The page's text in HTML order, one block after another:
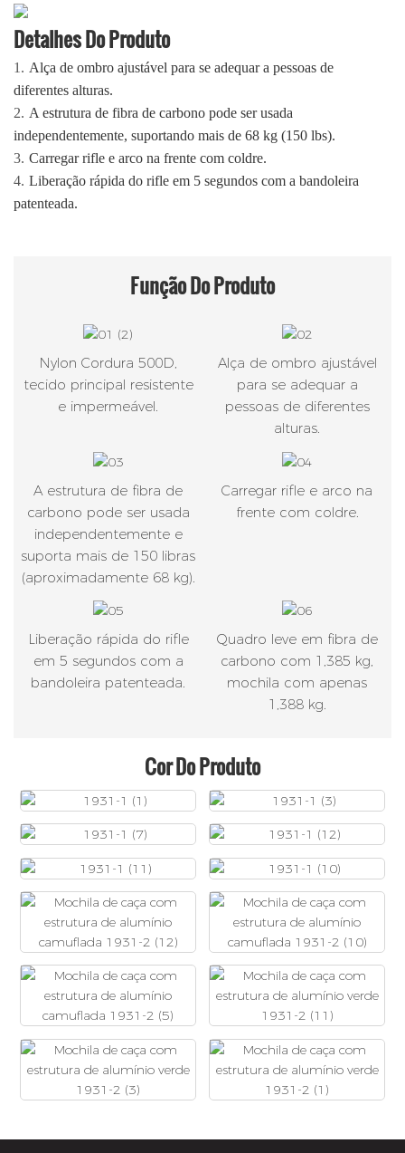
Detalhes Do Produto
1. Alça de ombro ajustável para se adequar a pessoas de
diferentes alturas.
2. A estrutura de fibra de carbono pode ser usada
independentemente, suportando mais de 68 kg (150 lbs).
3. Carregar rifle e arco na frente com coldre.
4. Liberação rápida do rifle em 5 segundos com a bandoleira
patenteada.
FunçãoDo Produto
Nylon Cordura 500D,
tecido principal resistente
e impermeável.
Alça de ombro ajustável
para se adequar a
pessoas de diferentes
alturas.
A estrutura de fibra de
carbono pode ser usada
independentemente e
suporta mais de 150 libras
(aproximadamente 68 kg).
Carregar rifle e arco na
frente com coldre.
Liberação rápida do rifle
em 5 segundos com a
bandoleira patenteada.
Quadro leve em fibra de
carbono com 1,385 kg,
mochila com apenas
1,388 kg.
Cor Do Produto